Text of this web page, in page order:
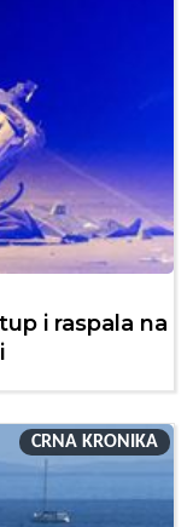
i raspala na
CRNA KRONIKA